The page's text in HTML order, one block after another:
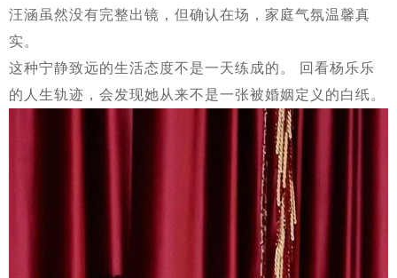
汪涵虽然没有完整出镜，但确认在场，家庭气氛温馨真
实。
这种宁静致远的生活态度不是一天练成的。 回看杨乐乐
的人生轨迹，会发现她从来不是一张被婚姻定义的白纸。